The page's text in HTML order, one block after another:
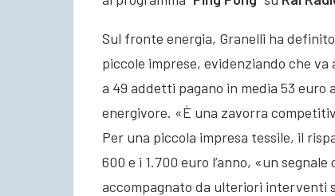
Sul fronte energia, Granelli ha
piccole imprese, evidenziando che
a 49 addetti pagano in media 53
energivore. «È una zavorra
Per una piccola impresa tessile, il
600 e i 1.700 euro l’anno, «un
accompagnato da ulteriori interventi